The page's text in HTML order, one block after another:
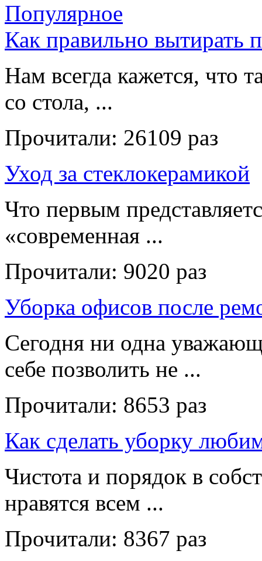
Популярное
Как правильно вытирать
Нам всегда кажется, что
со стола, ...
Прочитали: 26109 раз
Уход за стеклокерамикой
Что первым
«современная ...
Прочитали: 9020 раз
Уборка офисов после
Сегодня ни одна
себе позволить не ...
Прочитали: 8653 раз
Как сделать уборку
Чистота и порядок в
нравятся всем ...
Прочитали: 8367 раз